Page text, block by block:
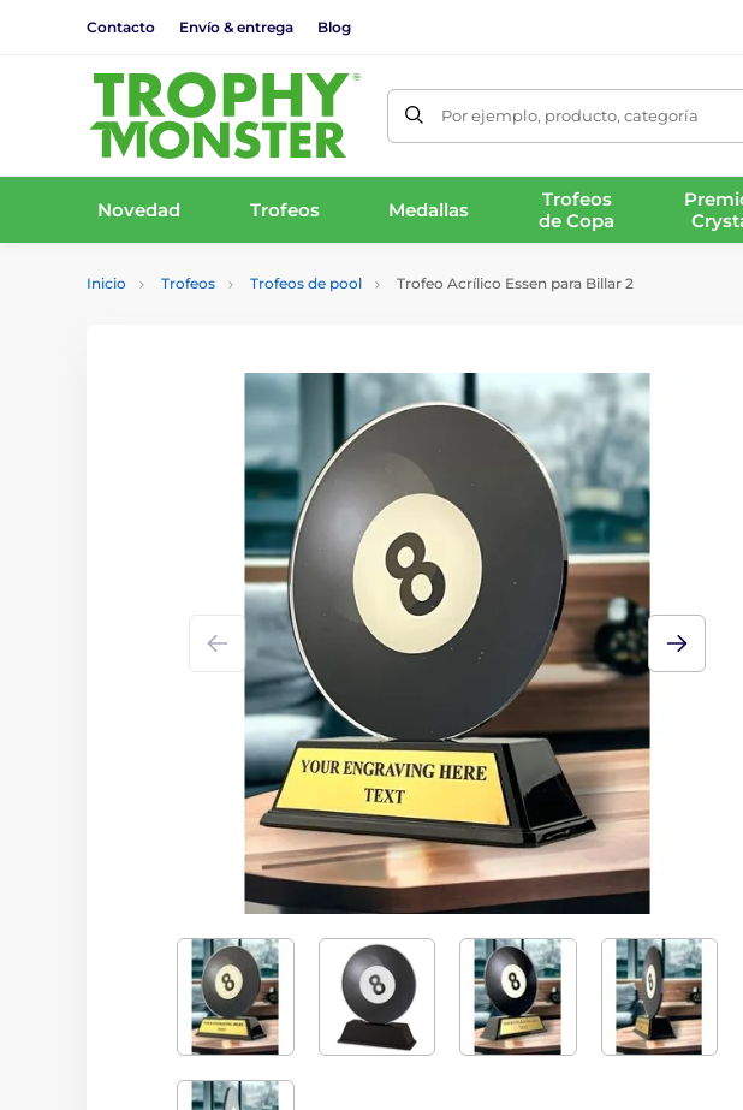
Contacto Envío & entrega Blog
Por ejemplo, producto, categoría
Novedad Trofeos Medallas
Trofeos
de Copa
Inicio Trofeos Trofeos de pool Trofeo Acrílico Essen para Billar 2